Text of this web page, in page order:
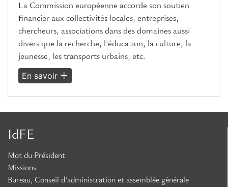
La Commission européenne accorde son soutien
financier aux collectivités locales, entreprises,
chercheurs, associations dans des domaines aussi
divers que la recherche, l'éducation, la culture, la
jeunesse, les transports urbains, etc.
En savoir
IdFE
Mot du Président
Missions
Bureau, Conseil d'administration et assemblée générale